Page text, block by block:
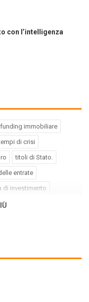
con l’intelligenza
immobiliare
di crisi
titoli di Stato.
entrate
di investimento